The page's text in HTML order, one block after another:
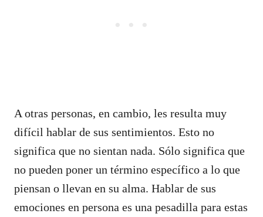
A otras personas, en cambio, les resulta muy
difícil hablar de sus sentimientos. Esto no
significa que no sientan nada. Sólo significa que
no pueden poner un término específico a lo que
piensan o llevan en su alma. Hablar de sus
emociones en persona es una pesadilla para estas